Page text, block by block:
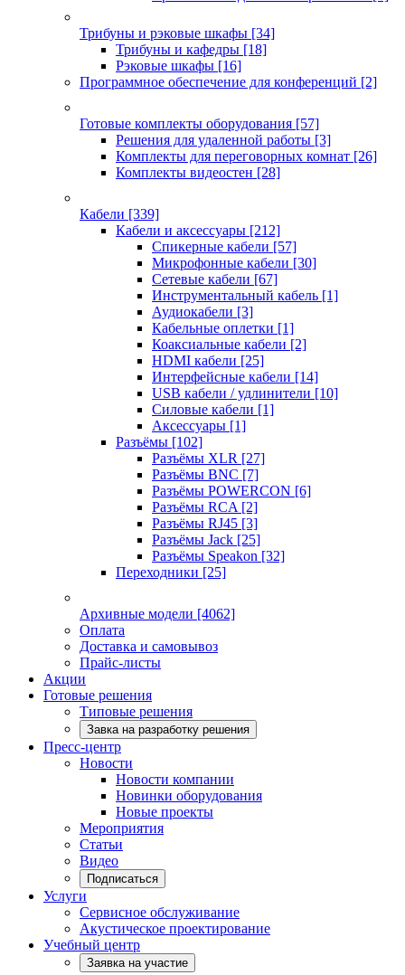
Трибуны и рэковые шкафы [34]
Трибуны и кафедры [18]
Рэковые шкафы [16]
Программное обеспечение для конференций [2]
Готовые комплекты оборудования [57]
Решения для удаленной работы [3]
Комплекты для переговорных комнат [26]
Комплекты видеостен [28]
Кабели [339]
Кабели и аксессуары [212]
Спикерные кабели [57]
Микрофонные кабели [30]
Сетевые кабели [67]
Инструментальный кабель [1]
Аудиокабели [3]
Кабельные оплетки [1]
Коаксиальные кабели [2]
HDMI кабели [25]
Интерфейсные кабели [14]
USB кабели / удлинители [10]
Силовые кабели [1]
Аксессуары [1]
Разъёмы [102]
Разъёмы XLR [27]
Разъёмы BNC [7]
Разъёмы POWERCON [6]
Разъёмы RCA [2]
Разъёмы RJ45 [3]
Разъёмы Jack [25]
Разъёмы Speakon [32]
Переходники [25]
Архивные модели [4062]
Оплата
Доставка и самовывоз
Прайс-листы
Акции
Готовые решения
Типовые решения
Завка на разработку решения
Пресс-центр
Новости
Новости компании
Новинки оборудования
Новые проекты
Мероприятия
Статьи
Видео
Подписаться
Услуги
Сервисное обслуживание
Акустическое проектирование
Учебный центр
Заявка на участие